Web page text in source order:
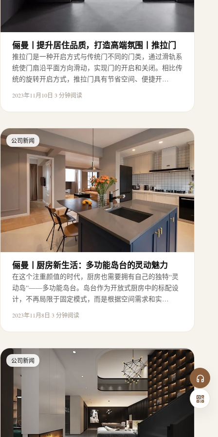
俪曼丨提升居住品质，打造高端氛围丨推拉门
推拉门是一种开启方式与传统门不同的门类，通过滑轨系
统使门扇沿平面方向滑动，实现门的开启和关闭。相比传
统的旋转开启方式，推拉门具有节省空间、便捷开…
2023年11月10日·3 分钟阅读
公司新闻
俪曼丨厨房新生活：多功能岛台的灵动魅力
在这个注重颜值的时代，厨房也需要拥有自己的独特“灵
动岛”——多功能岛台。岛台作为开放式厨房中的标配设
计，不再局限于固定模式，而是根据空间需求和实…
2023年11月8日·3 分钟阅读
公司新闻